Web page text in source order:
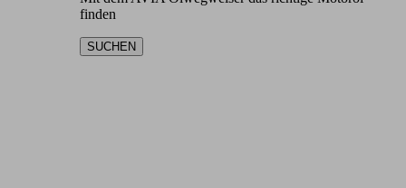
finden
SUCHEN